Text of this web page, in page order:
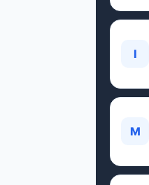
I
M